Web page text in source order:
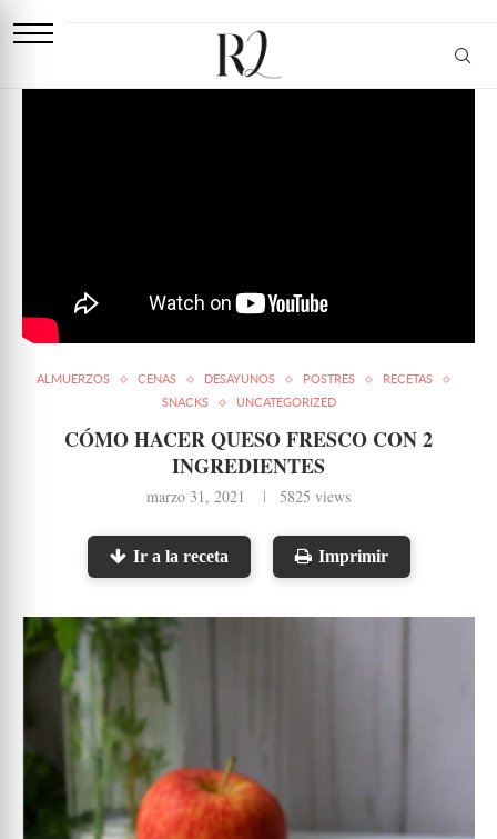
ALMUERZOS CENAS DESAYUNOS POSTRES
RECETAS
SNACKS
UNCATEGORIZED
CÓMO HACER QUESO FRESCO CON 2
INGREDIENTES
marzo 31, 2021 5825 views
Ir a la receta Imprimir